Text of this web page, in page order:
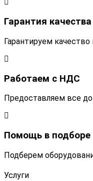
Гарантия качества
Гарантируем качество
Работаем с НДС
Предоставляем все
Помощь в подборе
Подберем
Услуги